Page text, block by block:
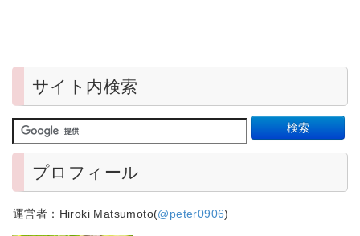
サイト内検索
プロフィール
運営者：Hiroki Matsumoto(@peter0906)